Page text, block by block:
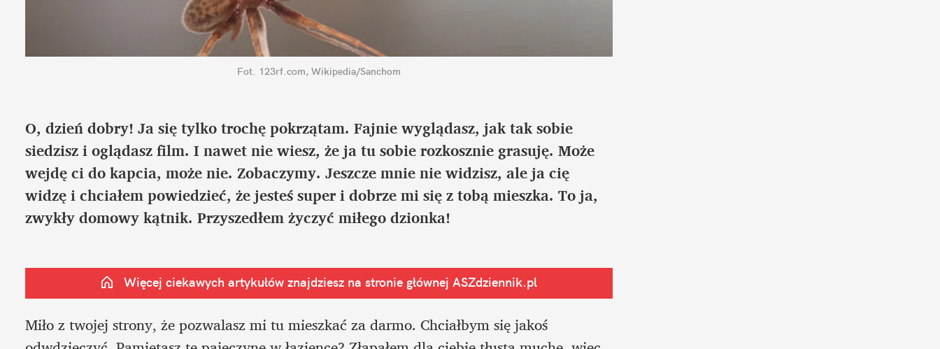
Fot. 123rf.com, Wikipedia/Sanchom
O, dzień dobry! Ja się tylko trochę pokrzątam. Fajnie wyglądasz, jak tak sobie
siedzisz i oglądasz film. I nawet nie wiesz, że ja tu sobie rozkosznie grasuję. Może
wejdę ci do kapcia, może nie. Zobaczymy. Jeszcze mnie nie widzisz, ale ja cię
widzę i chciałem powiedzieć, że jesteś super i dobrze mi się z tobą mieszka. To ja,
zwykły domowy kątnik. Przyszedłem życzyć miłego dzionka!
Więcej ciekawych artykułów znajdziesz na stronie głównej ASZdziennik.pl
Miło z twojej strony, że pozwalasz mi tu mieszkać za darmo. Chciałbym się jakoś